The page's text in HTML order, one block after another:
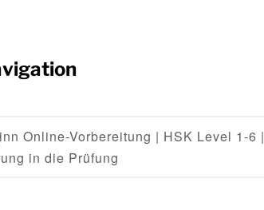
Online-Vorbereitung | HSK Level 1-6 |
in die Prüfung